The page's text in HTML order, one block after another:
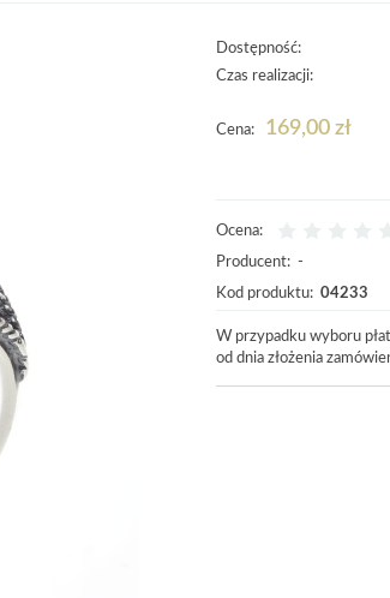
Dostępność:
Czas realizacji:
Cena: 169,00 zł
Ocena:
Producent: -
Kod produktu: 04233
W przypadku wyboru
od dnia złożenia